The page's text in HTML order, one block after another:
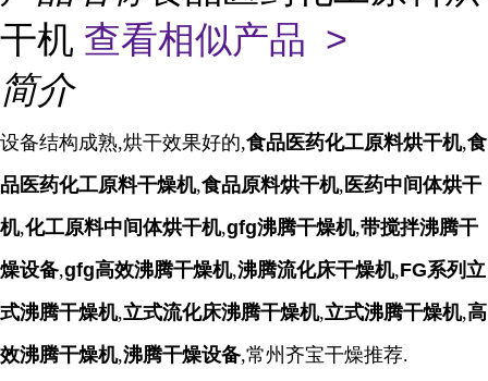
干机 查看相似产品 >
简介
设备结构成熟,烘干效果好的,食品医药化工原料烘干机,食
品医药化工原料干燥机,食品原料烘干机, 医药中间体烘干
机,化工原料中间体烘干机,gfg沸腾干燥机,带搅拌沸腾干
燥设备,gfg高效沸腾干燥机,沸腾流化床干燥机,FG系列立
式沸腾干燥机,立式流化床沸腾干燥机,立式沸腾干燥机,高
效沸腾干燥机,沸腾干燥设备,常州齐宝干燥推荐.